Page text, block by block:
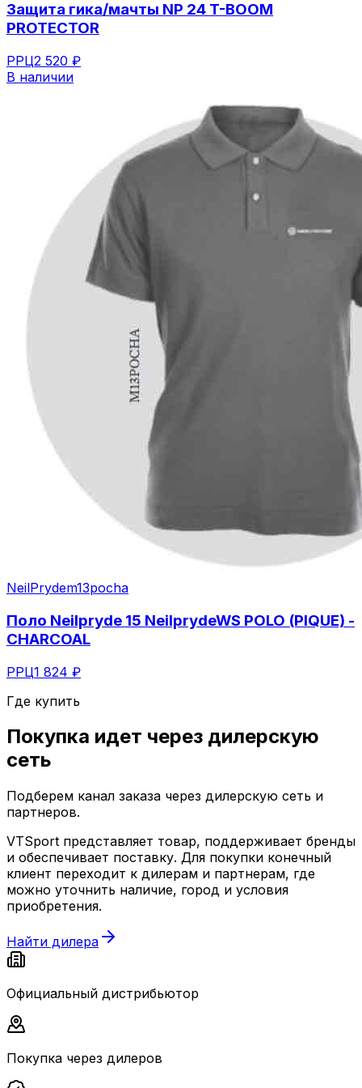
Защита гика/мачты NP 24 T-BOOM
PROTECTOR
РРЦ2 520 ₽
В наличии
NeilPrydem13pocha
Поло Neilpryde 15 NeilprydeWS POLO (PIQUE) -
CHARCOAL
РРЦ1 824 ₽
Где купить
Покупка идет через дилерскую
сеть
Подберем канал заказа через дилерскую сеть и
партнеров.
VTSport представляет товар, поддерживает бренды
и обеспечивает поставку. Для покупки конечный
клиент переходит к дилерам и партнерам, где
можно уточнить наличие, город и условия
приобретения.
Найти дилера
Официальный дистрибьютор
Покупка через дилеров